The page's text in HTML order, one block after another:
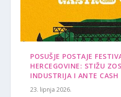
POSUŠJE POSTAJE
HERCEGOVINE: STIŽU
INDUSTRIJA I ANTE CASH
23. lipnja 2026.